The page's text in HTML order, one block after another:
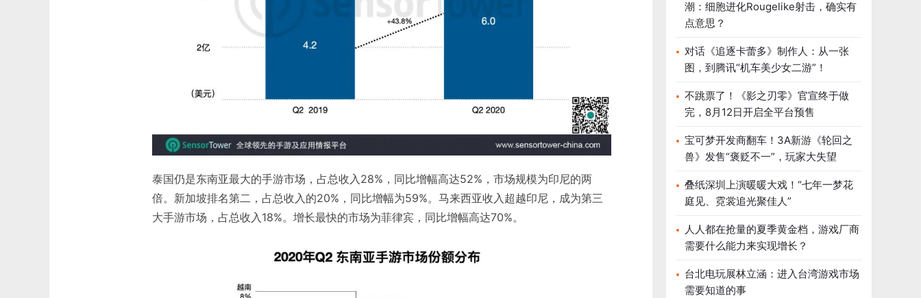
泰国仍是东南亚最大的手游市场，占总收入28%，同比增幅高达52%，市场规模为印尼的两
倍。新加坡排名第二，占总收入的20%，同比增幅为59%。马来西亚收入超越印尼，成为第三
大手游市场，占总收入18%。增长最快的市场为菲律宾，同比增幅高达70%。
潮：细胞进化Rougelike射击，确实有
点意思？
对话《追逐卡蕾多》制作人：从一张
图，到腾讯“机车美少女二游”！
不跳票了！《影之刃零》官宣终于做
完，8月12日开启全平台预售
宝可梦开发商翻车！3A新游《轮回之
兽》发售“褒贬不一”，玩家大失望
叠纸深圳上演暖暖大戏！“七年一梦花
庭见、霓裳追光聚佳人”
人人都在抢量的夏季黄金档，游戏厂商
需要什么能力来实现增长？
台北电玩展林立涵：进入台湾游戏市场
需要知道的事